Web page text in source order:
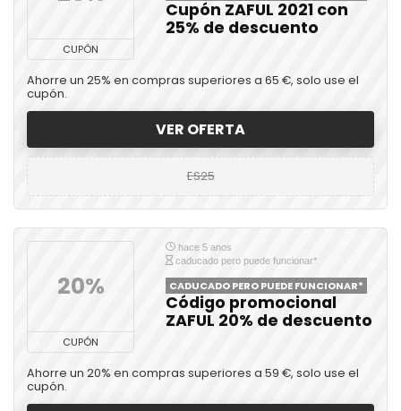
CUPÓN
Cupón ZAFUL 2021 con
25% de descuento
Ahorre un 25% en compras superiores a 65 €, solo use el
cupón.
VER OFERTA
ES25
20%
CUPÓN
hace 5 anos
caducado pero puede funcionar*
CADUCADO PERO PUEDE FUNCIONAR*
Código promocional
ZAFUL 20% de descuento
Ahorre un 20% en compras superiores a 59 €, solo use el
cupón.